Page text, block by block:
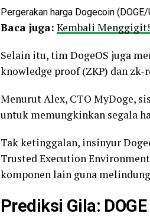
Pergerakan harga Dogecoin
Baca juga: Kembali
Selain itu, tim DogeOS juga
knowledge proof (ZKP) dan
Menurut Alex, CTO MyDoge,
untuk memungkinkan segala
Tak ketinggalan, insinyur
Trusted Execution
komponen lain guna
Prediksi Gila: